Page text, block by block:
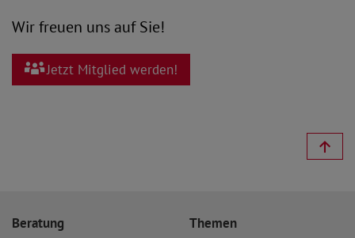
Wir freuen uns auf Sie!
Jetzt Mitglied werden!
Beratung
Themen